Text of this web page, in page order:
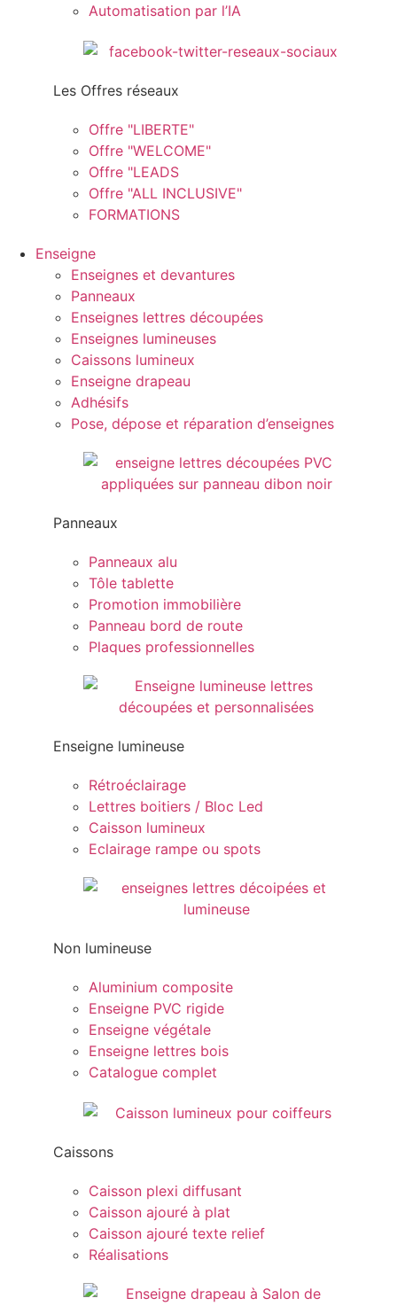
Automatisation par l’IA
Les Offres réseaux
Offre "LIBERTE"
Offre "WELCOME"
Offre "LEADS
Offre "ALL INCLUSIVE"
FORMATIONS
Enseigne
Enseignes et devantures
Panneaux
Enseignes lettres découpées
Enseignes lumineuses
Caissons lumineux
Enseigne drapeau
Adhésifs
Pose, dépose et réparation d’enseignes
Panneaux
Panneaux alu
Tôle tablette
Promotion immobilière
Panneau bord de route
Plaques professionnelles
Enseigne lumineuse
Rétroéclairage
Lettres boitiers / Bloc Led
Caisson lumineux
Eclairage rampe ou spots
Non lumineuse
Aluminium composite
Enseigne PVC rigide
Enseigne végétale
Enseigne lettres bois
Catalogue complet
Caissons
Caisson plexi diffusant
Caisson ajouré à plat
Caisson ajouré texte relief
Réalisations